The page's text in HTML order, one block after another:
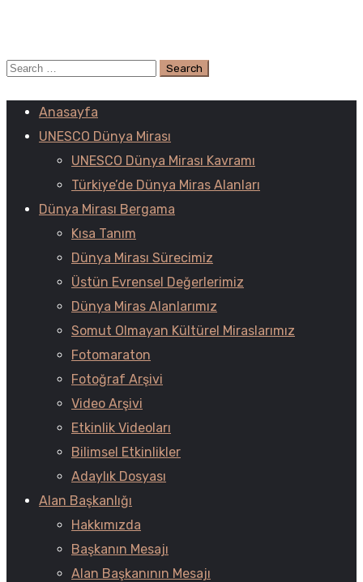
Anasayfa
UNESCO Dünya Mirası
UNESCO Dünya Mirası Kavramı
Türkiye’de Dünya Miras Alanları
Dünya Mirası Bergama
Kısa Tanım
Dünya Mirası Sürecimiz
Üstün Evrensel Değerlerimiz
Dünya Miras Alanlarımız
Somut Olmayan Kültürel Miraslarımız
Fotomaraton
Fotoğraf Arşivi
Video Arşivi
Etkinlik Videoları
Bilimsel Etkinlikler
Adaylık Dosyası
Alan Başkanlığı
Hakkımızda
Başkanın Mesajı
Alan Başkanının Mesajı